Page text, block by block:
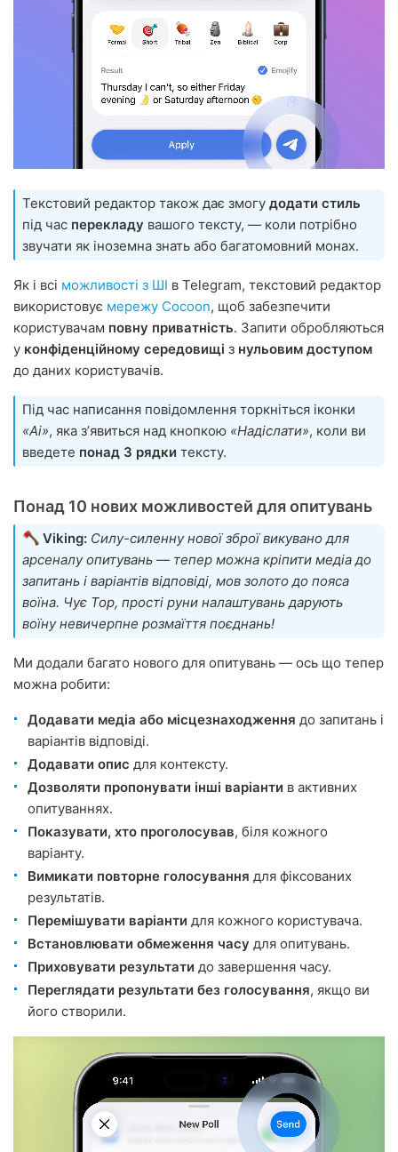
Текстовий редактор також дає змогу додати стиль
під час перекладу вашого тексту, — коли потрібно
звучати як іноземна знать або багатомовний монах.
Як і всі можливості з ШІ в Telegram, текстовий редактор
використовує мережу Cocoon, щоб забезпечити
користувачам повну приватність. Запити обробляються
у конфіденційному середовищі з нульовим доступом
до даних користувачів.
Під час написання повідомлення торкніться іконки
«Ai», яка зʼявиться над кнопкою «Надіслати», коли ви
введете понад 3 рядки тексту.
Понад 10 нових можливостей для опитувань
Viking: Силу-силенну нової зброї викувано для
арсеналу опитувань — тепер можна кріпити медіа до
запитань і варіантів відповіді, мов золото до пояса
воїна. Чує Тор, прості руни налаштувань дарують
воїну невичерпне розмаїття поєднань!
Ми додали багато нового для опитувань — ось що тепер
можна робити:
Додавати медіа або місцезнаходження до запитань і
варіантів відповіді.
Додавати опис для контексту.
Дозволяти пропонувати інші варіанти в активних
опитуваннях.
Показувати, хто проголосував, біля кожного
варіанту.
Вимикати повторне голосування для фіксованих
результатів.
Перемішувати варіанти для кожного користувача.
Встановлювати обмеження часу для опитувань.
Приховувати результати до завершення часу.
Переглядати результати без голосування, якщо ви
його створили.